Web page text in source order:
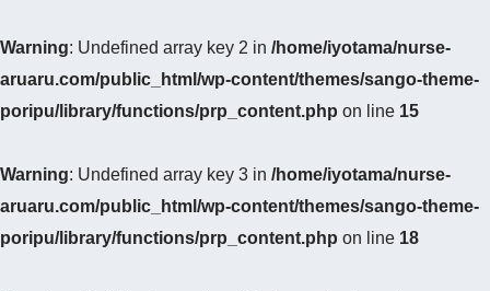
Warning: Undefined array key 2 in /home/iyotama/nurse-
aruaru.com/public_html/wp-content/themes/sango-theme-
poripu/library/functions/prp_content.php on line 15
Warning: Undefined array key 3 in /home/iyotama/nurse-
aruaru.com/public_html/wp-content/themes/sango-theme-
poripu/library/functions/prp_content.php on line 18